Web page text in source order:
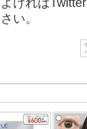
よければ
さい。